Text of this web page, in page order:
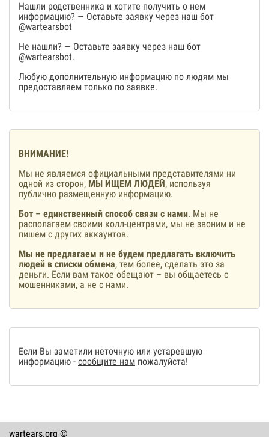
Нашли родственника и хотите получить о нем
информацию? — Оставьте заявку через наш бот
@wartearsbot
Не нашли? — Оставьте заявку через наш бот
@wartearsbot.
Любую дополнительную информацию по людям мы
предоставляем только по заявке.
ВНИМАНИЕ!
Мы не являемся официальными представителями ни
одной из сторон, МЫ ИЩЕМ ЛЮДЕЙ, используя
публично размещенную информацию.
Бот – единственный способ связи с нами. Мы не
располагаем своими колл-центрами, мы не звоним и не
пишем с других аккаунтов.
Мы не предлагаем и не будем предлагать включить
людей в списки обмена, тем более, сделать это за
деньги. Если вам такое обещают – вы общаетесь с
мошенниками, а не с нами.
Если Вы заметили неточную или устаревшую
информацию - сообщите нам пожалуйста!
wartears.org ©